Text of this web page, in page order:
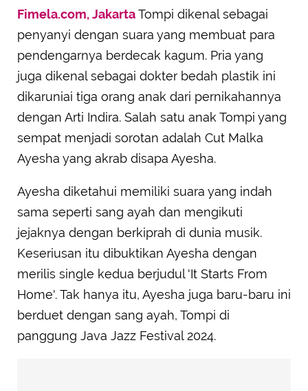
Fimela.com, JakartaTompi dikenal sebagai
penyanyi dengan suara yang membuat para
pendengarnya berdecak kagum. Pria yang
juga dikenal sebagai dokter bedah plastik ini
dikaruniai tiga orang anak dari pernikahannya
dengan Arti Indira. Salah satu anak Tompi yang
sempat menjadi sorotan adalah Cut Malka
Ayesha yang akrab disapa Ayesha.
Ayesha diketahui memiliki suara yang indah
sama seperti sang ayah dan mengikuti
jejaknya dengan berkiprah di dunia musik.
Keseriusan itu dibuktikan Ayesha dengan
merilis single kedua berjudul 'It Starts From
Home'. Tak hanya itu, Ayesha juga baru-baru ini
berduet dengan sang ayah, Tompi di
panggung Java Jazz Festival 2024.